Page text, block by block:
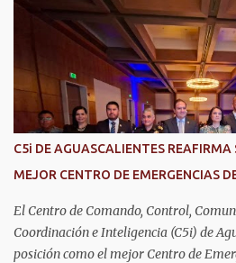
fundamentalmente en la prevención,
de las enfermedades más comunes en
años, como diabetes, hipertensión,
alzhéimer, entre otros padecimientos.
son el corazón de muchas familias y
cuidado y reconocimiento; por eso, en
servicios que les ayuden a cuidar su
presidenta del DIF Estatal. Para
interesados deben acudir a la Dirección
C5i DE AGUASCALIENTES
MEJOR CENTRO DE EMERGENCIAS
El Centro de Comando, Control,
Coordinación e Inteligencia (C5i) de
posición como el mejor Centro de